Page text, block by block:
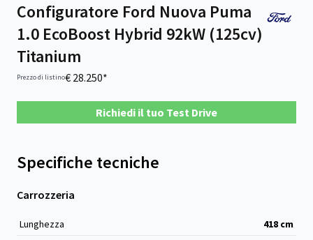
Configuratore Ford Nuova Puma
1.0 EcoBoost Hybrid 92kW (125cv)
Titanium
Prezzo di listino€ 28.250*
Richiedi il tuo Test Drive
Specifiche tecniche
Carrozzeria
Lunghezza 418 cm